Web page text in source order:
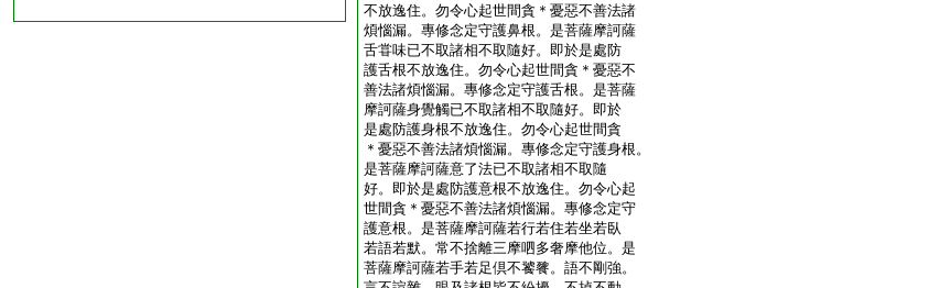
不放逸住。勿令心起世間貪＊憂惡不善法諸
煩惱漏。專修念定守護鼻根。是菩薩摩訶薩
舌甞味已不取諸相不取隨好。即於是處防
護舌根不放逸住。勿令心起世間貪＊憂惡不
善法諸煩惱漏。專修念定守護舌根。是菩薩
摩訶薩身覺觸已不取諸相不取隨好。即於
是處防護身根不放逸住。勿令心起世間貪
＊憂惡不善法諸煩惱漏。專修念定守護身根。
是菩薩摩訶薩意了法已不取諸相不取隨
好。即於是處防護意根不放逸住。勿令心起
世間貪＊憂惡不善法諸煩惱漏。專修念定守
護意根。是菩薩摩訶薩若行若住若坐若臥
若語若默。常不捨離三摩呬多奢摩他位。是
菩薩摩訶薩若手若足倶不饕餮。語不剛強。